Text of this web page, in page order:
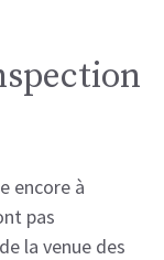
encore à
pas
la venue des